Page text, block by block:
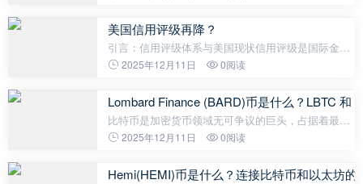
明中重现“程度和时机”，为后续的行
美国信用评级再降？
引言：信用评级体系与美国现状信用评级是国际金融
体系中评估主权国家偿债能力的重要工具，由三大主
（Moody&#39;s）和惠誉（Fitch）——负责。这些机
构
2025年12月11日 0阅读
Lombard Finance (BARD)币是什么？LBTC 和
比特币是加密货币领域无可争议的巨头，占据着最大
的市值。然而，它的大部分潜力尚未被挖掘，往往被
去中心化金融(DeFi)生态系统。Lo
2025年12月11日 0阅读
Hemi(HEMI)币是什么？连接比特币和以太坊的